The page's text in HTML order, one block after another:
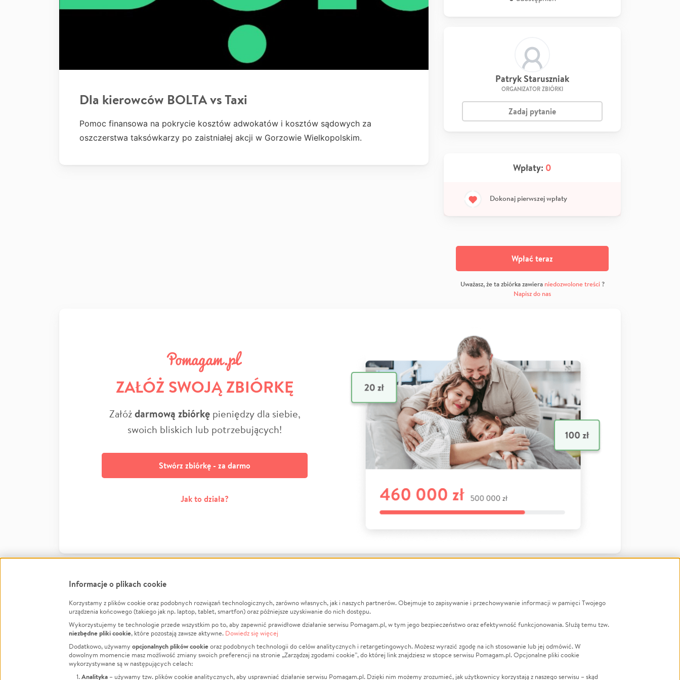
Dla kierowców BOLTA vs Taxi
Pomoc finansowa na pokrycie kosztów adwokatów i kosztów sądowych za
oszczerstwa taksówkarzy po zaistniałej akcji w Gorzowie Wielkopolskim.
Patryk Staruszniak
ORGANIZATOR ZBIÓRKI
Zadaj pytanie
Wpłaty: 0
Dokonaj pierwszej wpłaty
Wpłać teraz
Uważasz, że ta zbiórka zawiera niedozwolone treści?
Napisz do nas
ZAŁÓŻ SWOJĄ ZBIÓRKĘ
Załóżdarmową zbiórkępieniędzy dla siebie,
swoich bliskich lub potrzebujących!
Stwórz zbiórkę - za darmo
Jak to działa?
FacebookTwitter Instagram
LinkedInTikTok Youtube
Informacje
Jak to działa?
Regulamin
Polityka Prywatności
O nas
Opinie
Raporty
Za darmo
Zbieraj na
Leczenie
Zwierzęta
Pożar
LGBTQ+
Powódź
Wichura
Informacje o plikach cookie
Korzystamy z plików cookie oraz podobnych rozwiązań technologicznych, zarówno własnych, jak i naszych partnerów. Obejmuje to zapisywanie i przechowywanie informacji w pamięci Twojego
urządzenia końcowego (takiego jak np. laptop, tablet, smartfon) oraz późniejsze uzyskiwanie do nich dostępu.
Wykorzystujemy te technologie przede wszystkim po to, aby zapewnić prawidłowe działanie serwisu Pomagam.pl, w tym jego bezpieczeństwo oraz efektywność funkcjonowania. Służą temu tzw.
niezbędne pliki cookie, które pozostają zawsze aktywne. Dowiedz się więcej
Dodatkowo, używamy opcjonalnych plików cookieoraz podobnych technologii do celów analitycznych i retargetingowych. Możesz wyrazić zgodę na ich stosowanie lub jej odmówić. W
dowolnym momencie masz możliwość zmiany swoich preferencji na stronie „Zarządzaj zgodami cookie”, do której link znajdziesz w stopce serwisu Pomagam.pl. Opcjonalne pliki cookie
wykorzystywane są w następujących celach:
Analityka – używamy tzw. plików cookie analitycznych, aby usprawniać działanie serwisu Pomagam.pl. Dzięki nim możemy zrozumieć, jak użytkownicy korzystają z naszego serwisu – skąd